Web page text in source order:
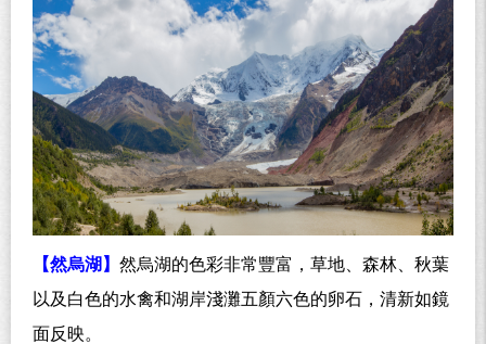
【然烏湖】 然烏湖的色彩非常豐富，草地、森林、秋葉
以及白色的水禽和湖岸淺灘五顏六色的卵石，清新如鏡
面反映。